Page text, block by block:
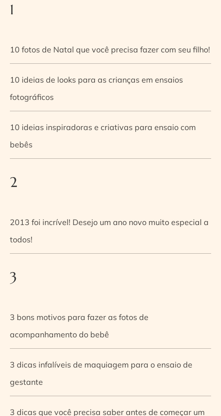
1
10 fotos de Natal que você precisa fazer com seu filho!
10 ideias de looks para as crianças em ensaios
fotográficos
10 ideias inspiradoras e criativas para ensaio com
bebês
2
2013 foi incrível! Desejo um ano novo muito especial a
todos!
3
3 bons motivos para fazer as fotos de
acompanhamento do bebê
3 dicas infalíveis de maquiagem para o ensaio de
gestante
3 dicas que você precisa saber antes de começar um